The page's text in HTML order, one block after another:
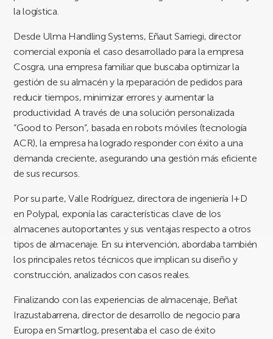
la logística.
Desde Ulma Handling Systems, Eñaut Sarriegi, director
comercial exponía el caso desarrollado para la empresa
Cosgra, una empresa familiar que buscaba optimizar la
gestión de su almacén y la rpeparación de pedidos para
reducir tiempos, minimizar errores y aumentar la
productividad. A través de una solución personalizada
“Good to Person”, basada en robots móviles (tecnología
ACR), la empresa ha logrado responder con éxito a una
demanda creciente, asegurando una gestión más eficiente
de sus recursos.
Por su parte, Valle Rodríguez, directora de ingeniería I+D
en Polypal, exponía las características clave de los
almacenes autoportantes y sus ventajas respecto a otros
tipos de almacenaje. En su intervención, abordaba también
los principales retos técnicos que implican su diseño y
construcción, analizados con casos reales.
Finalizando con las experiencias de almacenaje, Beñat
Irazustabarrena, director de desarrollo de negocio para
Europa en Smartlog, presentaba el caso de éxito